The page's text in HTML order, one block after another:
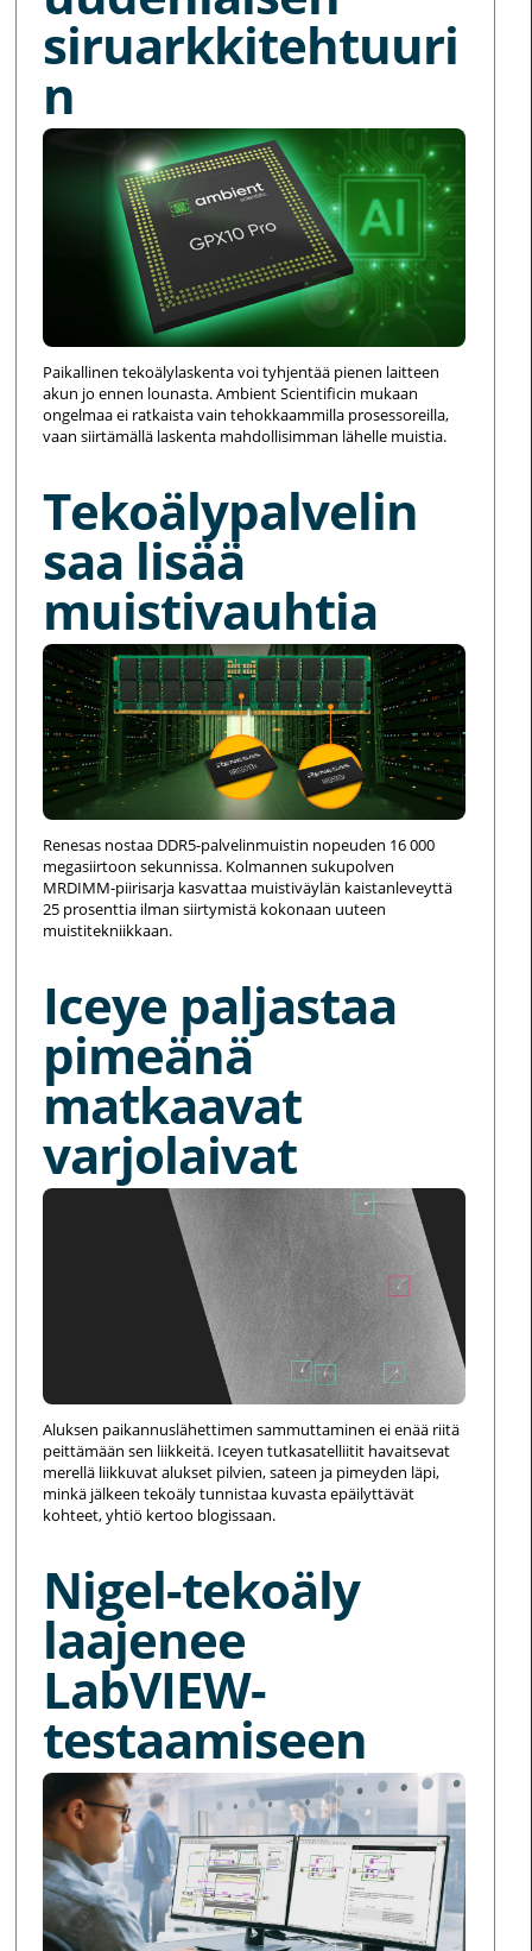
siruarkkitehtuuri
n
Paikallinen tekoälylaskenta voi tyhjentää pienen laitteen
akun jo ennen lounasta. Ambient Scientificin mukaan
ongelmaa ei ratkaista vain tehokkaammilla prosessoreilla,
vaan siirtämällä laskenta mahdollisimman lähelle muistia.
Tekoälypalvelin
saa lisää
muistivauhtia
Renesas nostaa DDR5-palvelinmuistin nopeuden 16 000
megasiirtoon sekunnissa. Kolmannen sukupolven
MRDIMM-piirisarja kasvattaa muistiväylän kaistanleveyttä
25 prosenttia ilman siirtymistä kokonaan uuteen
muistitekniikkaan.
Iceye paljastaa
pimeänä
matkaavat
varjolaivat
Aluksen paikannuslähettimen sammuttaminen ei enää riitä
peittämään sen liikkeitä. Iceyen tutkasatelliitit havaitsevat
merellä liikkuvat alukset pilvien, sateen ja pimeyden läpi,
minkä jälkeen tekoäly tunnistaa kuvasta epäilyttävät
kohteet, yhtiö kertoo blogissaan.
Nigel-tekoäly
laajenee
LabVIEW-
testaamiseen